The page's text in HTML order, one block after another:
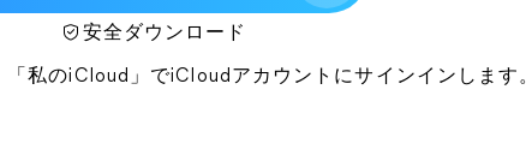
安全ダウンロード
「私のiCloud」でiCloudアカウントにサインインします。